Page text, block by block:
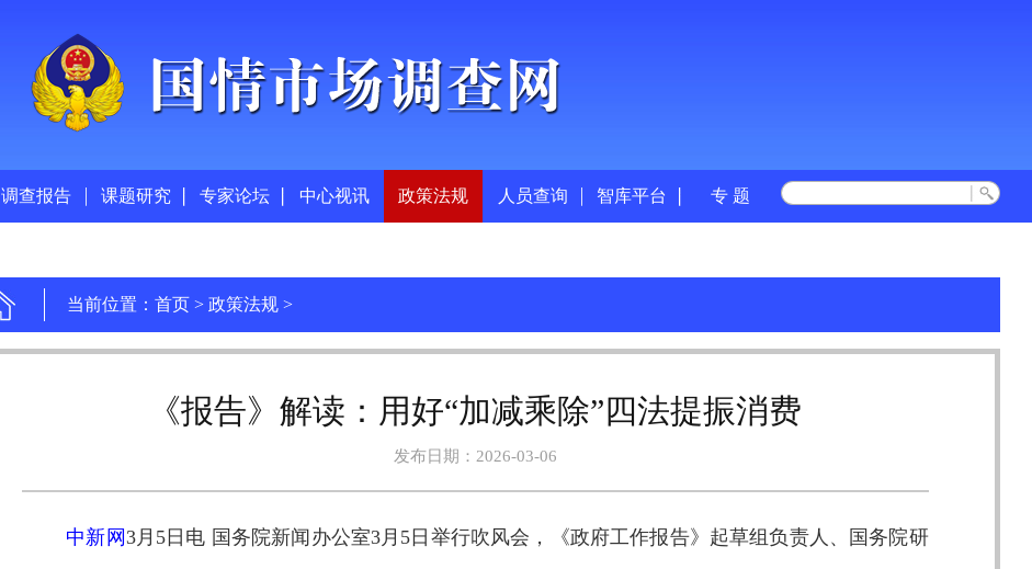
调查报告 课题研究 专家论坛 中心视讯 政策法规 人员查询 智库平台 专 题
当前位置：首页 >政策法规 >
《报告》解读：用好“加减乘除”四法提振消费
发布日期：2026-03-06
中新网 3月5日电 国务院新闻办公室3月5日举行吹风会，《政府工作报告》起草组负责人、国务院研